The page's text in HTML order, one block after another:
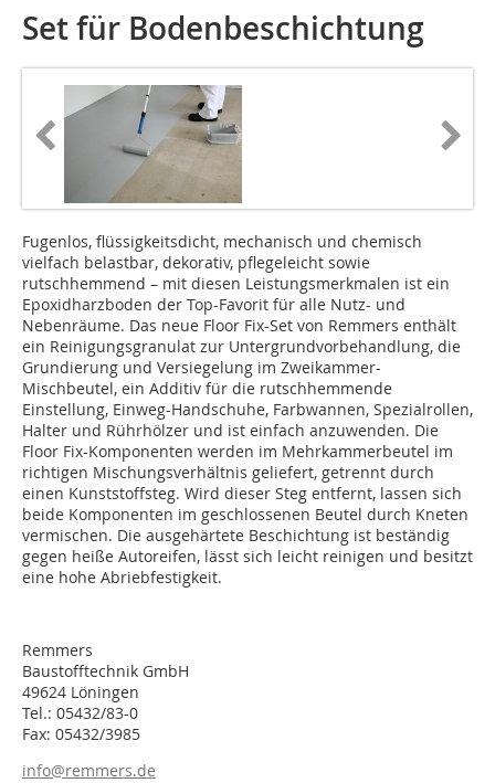
Set für Bodenbeschichtung
Fugenlos, flüssigkeitsdicht, mechanisch und chemisch
vielfach belastbar, dekorativ, pflegeleicht sowie
rutschhemmend – mit diesen Leistungsmerkmalen ist ein
Epoxidharzboden der Top-Favorit für alle Nutz- und
Nebenräume. Das neue Floor Fix-Set von Remmers enthält
ein Reinigungsgranulat zur Untergrundvorbehandlung, die
Grundierung und Versiegelung im Zweikammer-
Mischbeutel, ein Additiv für die rutschhemmen­de
Einstellung, Einweg-Handschu­he, Farbwannen, Spe­zialrollen,
Halter und Rühr­hölzer und ist einfach anzuwenden. Die
Floor Fix-Komponenten werden im Mehrkammerbeutel im
richtigen Mischungsverhältnis geliefert, getrennt durch
einen Kunststoffsteg. Wird dieser Steg entfernt, lassen sich
beide Komponenten im geschlossenen Beutel durch Kneten
vermischen. Die ausgehärtete Beschichtung ist beständig
gegen heiße Autoreifen, lässt sich leicht reinigen und besitzt
eine hohe Abriebfestigkeit.
Remmers
Baustofftechnik GmbH
49624 Löningen
Tel.: 05432/83-0
Fax: 05432/3985
info@remmers.de